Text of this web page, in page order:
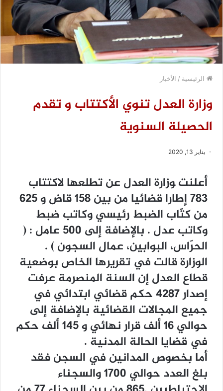
الرئيسية / الأخبار
وزارة العدل تنوي الأكتتاب و تقدم
الحصيلة السنوية
يناير 13, 2020
أﻋﻠﻨﺖ ﻮﺯﺍﺭﺓ العدل ﻋﻦ ﺗﻄﻠﻌﻬﺎ ﻻﻛﺘﺘﺎﺏ
783 ﺇﻃﺎﺭﺍ ﻗﻀﺎﺋﻴﺎ ﻣﻦ ﺑﻴﻦ 158 ﻗﺎﺽ ﻭ 625
ﻣﻦ ﻛﺘّﺎﺏ ﺍﻟﻀﺒﻂ ﺭﺋﻴﺴﻲ ﻭﻛﺎﺗﺐ ﺿﺒﻂ
ﻭﻛﺎﺗﺐ ﻋﺪﻝ . ﺑﺎﻹﺿﺎﻓﺔ ﺇﻟﻰ 500 ﻋﺎﻣﻞ : ‏(
ﺍﻟﺤﺮّﺍﺱ، ﺍﻟﺒﻮﺍﺑﻴﻦ، ﻋﻤﺎﻝ ﺍﻟﺴﺠﻮﻥ ‏) .
ﺍﻟﻮﺯﺍﺭﺓ ﻗﺎﻟﺖ ﻓﻲ ﺗﻘﺮﻳﺮﻫﺎ ﺍﻟﺨﺎﺹ ﺑﻮﺿﻌﻴﺔ
ﻗﻄﺎﻉ ﺍﻟﻌﺪﻝ ﺇﻥ ﺍﻟﺴﻨﺔ ﺍﻟﻤﻨﺼﺮﻣﺔ ﻋﺮﻓﺖ
ﺇﺻﺪﺍﺭ 4287 ﺣﻜﻢ ﻗﻀﺎﺋﻲ ﺍﺑﺘﺪﺍﺋﻲ ﻓﻲ
ﺟﻤﻴﻊ ﺍﻟﻤﺠﺎﻻﺕ ﺍﻟﻘﻀﺎﺋﻴﺔ ﺑﺎﻹﺿﺎﻓﺔ ﺇﻟﻰ
ﺣﻮﺍﻟﻲ 16 ﺃﻟﻒ ﻗﺮﺍﺭ ﻧﻬﺎﺋﻲ ﻭ 145 ﺃﻟﻒ ﺣﻜﻢ
ﻓﻲ ﻗﻀﺎﻳﺎ ﺍﻟﺤﺎﻟﺔ ﺍﻟﻤﺪﻧﻴﺔ .
ﺃﻣﺎ ﺑﺨﺼﻮﺹ ﺍﻟﻤﺪﺍﻧﻴﻦ ﻓﻲ ﺍﻟﺴﺠﻦ ﻓﻘﺪ
ﺑﻠﻎ ﺍﻟﻌﺪﺩ ﺣﻮﺍﻟﻲ 1700 ﻭﺍﻟﺴﺠﻨﺎﺀ